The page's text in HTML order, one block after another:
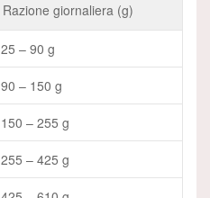
Razione giornaliera (g)
25 – 90 g
90 – 150 g
150 – 255 g
255 – 425 g